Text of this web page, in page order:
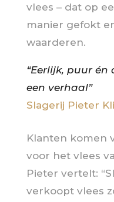
vlees – dat op
manier gefokt
waarderen.
“Eerlijk, puur
een verhaal”
Slagerij Pieter
Klanten komen
voor het vlees
Pieter vertelt:
verkoopt vlees